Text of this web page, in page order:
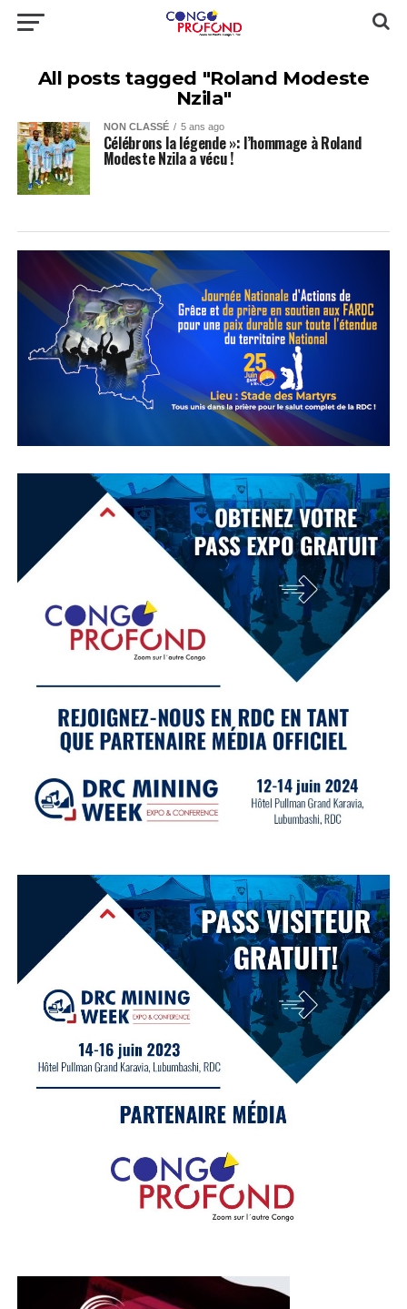
All posts tagged "Roland Modeste
Nzila"
NON CLASSÉ 5 ans ago
Célébrons la légende »: l’hommage à Roland
Modeste Nzila a vécu !